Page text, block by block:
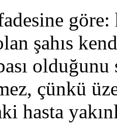
şahıs
çünkü
hasta